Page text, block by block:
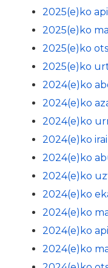
2025(e)ko
2025(e)ko
2025(e)ko
2025(e)ko
2024(e)ko
2024(e)ko
2024(e)ko
2024(e)ko
2024(e)ko
2024(e)ko
2024(e)ko
2024(e)ko
2024(e)ko
2024(e)ko